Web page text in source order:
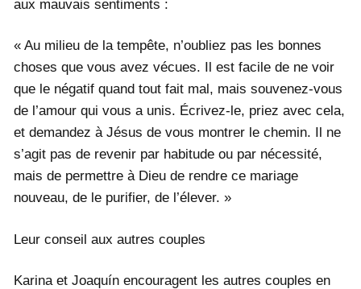
aux mauvais sentiments :
« Au milieu de la tempête, n’oubliez pas les bonnes
choses que vous avez vécues. Il est facile de ne voir
que le négatif quand tout fait mal, mais souvenez-vous
de l’amour qui vous a unis. Écrivez-le, priez avec cela,
et demandez à Jésus de vous montrer le chemin. Il ne
s’agit pas de revenir par habitude ou par nécessité,
mais de permettre à Dieu de rendre ce mariage
nouveau, de le purifier, de l’élever. »
Leur conseil aux autres couples
Karina et Joaquín encouragent les autres couples en